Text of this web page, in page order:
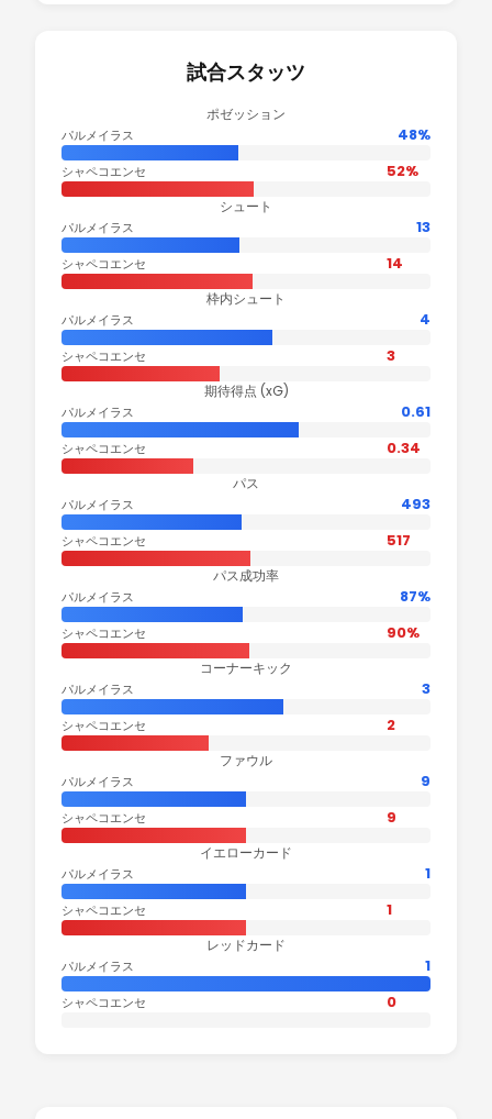
試合スタッツ
ポゼッション
パルメイラス 48%
シャペコエンセ 52%
シュート
パルメイラス 13
シャペコエンセ 14
枠内シュート
パルメイラス 4
シャペコエンセ 3
期待得点 (xG)
パルメイラス 0.61
シャペコエンセ 0.34
パス
パルメイラス 493
シャペコエンセ 517
パス成功率
パルメイラス 87%
シャペコエンセ 90%
コーナーキック
パルメイラス 3
シャペコエンセ 2
ファウル
パルメイラス 9
シャペコエンセ 9
イエローカード
パルメイラス 1
シャペコエンセ 1
レッドカード
パルメイラス 1
シャペコエンセ 0